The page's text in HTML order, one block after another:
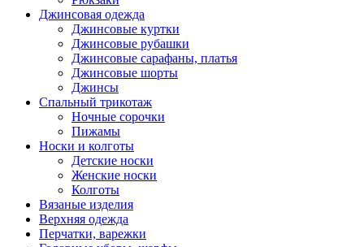
Джинсовая одежда
Джинсовые куртки
Джинсовые рубашки
Джинсовые сарафаны, платья
Джинсовые шорты
Джинсы
Спальный трикотаж
Ночные сорочки
Пижамы
Носки и колготы
Детские носки
Женские носки
Колготы
Вязаные изделия
Верхняя одежда
Перчатки, варежки